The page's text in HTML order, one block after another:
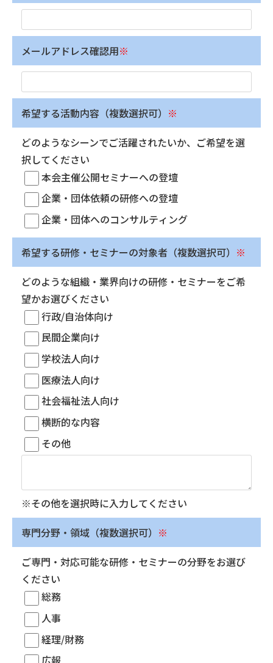
メールアドレス確認用※
希望する活動内容（複数選択可） ※
どのようなシーンでご活躍されたいか、ご希望を選
択してください
本会主催公開セミナーへの登壇
企業・団体依頼の研修への登壇
企業・団体へのコンサルティング
希望する研修・セミナーの対象者（複数選択可） ※
どのような組織・業界向けの研修・セミナーをご希
望かお選びください
行政/自治体向け
民間企業向け
学校法人向け
医療法人向け
社会福祉法人向け
横断的な内容
その他
※その他を選択時に入力してください
専門分野・領域（複数選択可） ※
ご専門・対応可能な研修・セミナーの分野をお選び
ください
総務
人事
経理/財務
広報